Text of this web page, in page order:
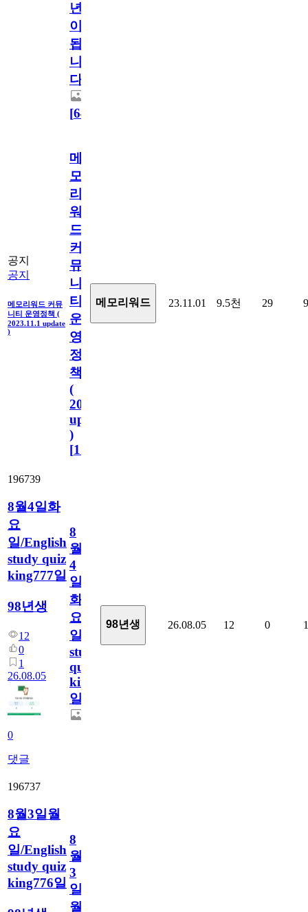
년
이
됩
니
다.
[64
공지
공지
메모리워드 커뮤
니티 운영정책 (
2023.11.1 update
)
메
모
리
워
드
커
뮤
니
티
운
영
정
책
(
2023.11.1
update
)
[110
메모리워드 23.11.01 9.5천 29 9
196739
8월4일화
요
일/English
study quiz
king777일
98년생
12
0
1
26.08.05
0
댓글
8
월
4
일
화
요
일/English
study
quiz
king777
일
98년생 26.08.05 12 0 1
196737
8월3일월
요
일/English
study quiz
king776일
8
월
3
일
월